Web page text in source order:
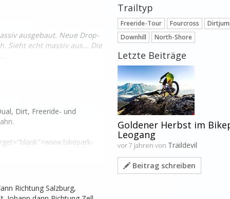
Trailtyp
Freeride-Tour Fourcross
Downhill
North-Shore
Letzte Beiträge
Goldener Herbst im
Leogang
vor 7 Jahren von Traildevil
Beitrag schreiben
ausgebaut. Neue Drop-
Sieht echt massiv aus... Die
Dirt, Freeride- und
Hinterglemm</a>
Richtung Salzburg,